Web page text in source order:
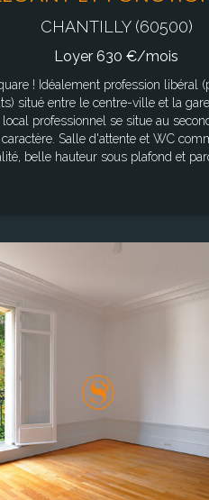
CHANTILLY (60500)
Loyer 630 €/mois
de santé,
situé entre le centre-ville et la
local professionnel se situe au
Salle d'attente et WC
hauteur sous plafond et parquet. Le
risques auxquels ce bien est
site Géorisques :